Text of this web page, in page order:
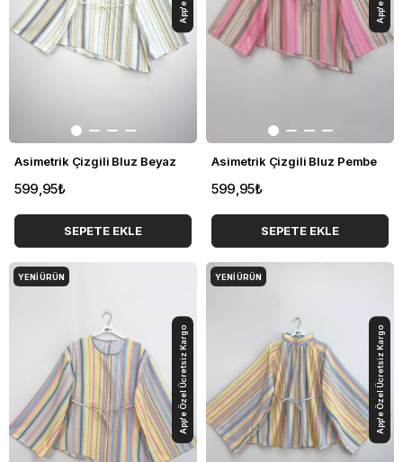
Asimetrik Çizgili Bluz Beyaz
599,95₺
SEPETE EKLE
Asimetrik Çizgili Bluz Pembe
599,95₺
SEPETE EKLE
YENI ÜRÜN
App'e Özel Ücretsiz Kargo
YENI ÜRÜN
App'e Özel Ücretsiz Kargo